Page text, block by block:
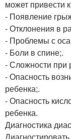
может привести
- Появление
- Отклонения в
- Проблемы с
- Боли в спине;.
- Сложности при
- Опасность
ребенка;.
- Опасность
ребенка.
Диагностика